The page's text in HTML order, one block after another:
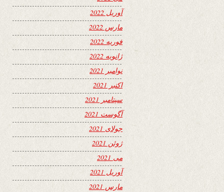
آوریل 2022
مارس 2022
فوریه 2022
ژانویه 2022
نوامبر 2021
اکتبر 2021
سپتامبر 2021
آگوست 2021
جولای 2021
ژوئن 2021
می 2021
آوریل 2021
مارس 2021